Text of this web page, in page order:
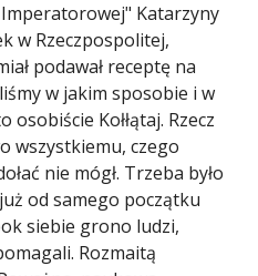
Katarzyny
w Rzeczpospolitej,
podawał receptę na
w jakim sposobie i w
osobiście Kołłątaj. Rzecz
wszystkiemu, czego
nie mógł. Trzeba było
od samego początku
siebie grono ludzi,
Rozmaitą